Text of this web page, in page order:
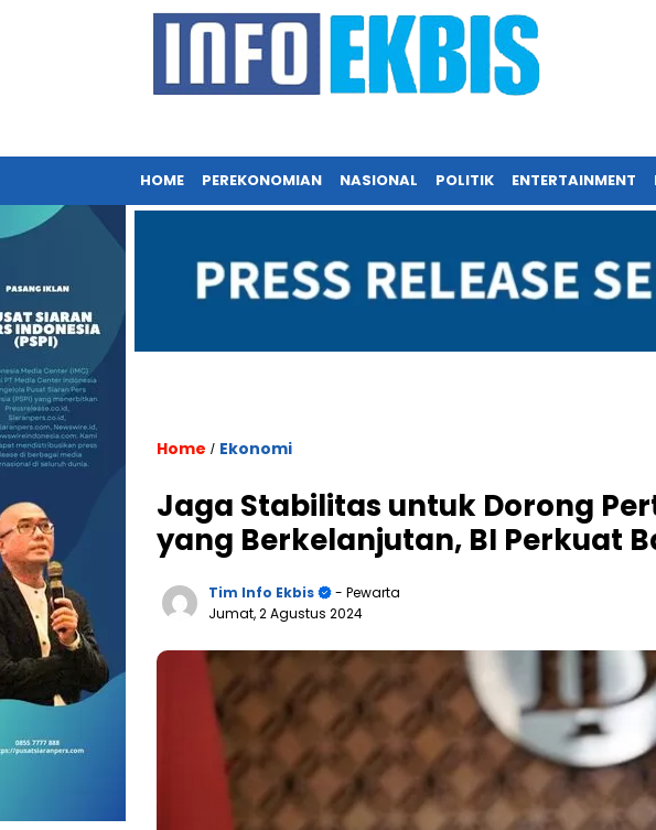
HOME PEREKONOMIAN NASIONAL POLITIK ENTERTAINMENT
Home / Ekonomi
Jaga Stabilitas untuk Dorong
yang Berkelanjutan, BI Perkuat
Tim Info Ekbis
- Pewarta
Jumat, 2 Agustus 2024